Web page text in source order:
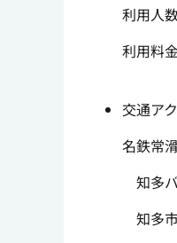
利用人
利用料
交通ア
名鉄常
知多バ
知多市